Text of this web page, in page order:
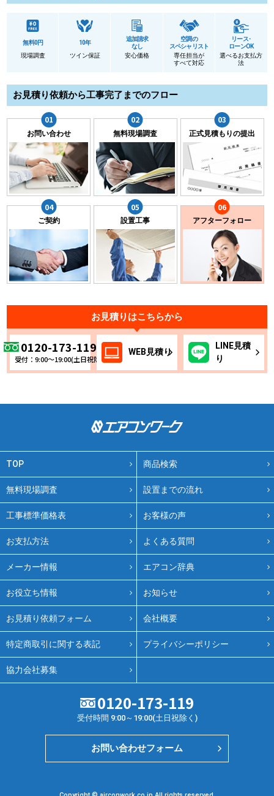
無料0円
現場調査
10年
ツイン保証
追加請求
なし
安心価格
空調の
スペシャリスト
専任担当が
すべて対応
リース･
ローンOK
選べるお支払方
法
お見積り依頼から工事完了までのフロー
お問い合わせ 無料現場調査 正式見積もりの提出
ご契約 設置工事 アフターフォロー
お見積りはこちらから
0120-173-119
受付：9:00～19:00(土日祝除く)
WEB見積り
LINE見積
り
TOP 商品検索
無料現場調査 設置までの流れ
工事標準価格表 お客様の声
お支払方法 よくある質問
メーカー情報 エアコン辞典
お役立ち情報 お知らせ
お見積り依頼フォーム 会社概要
特定商取引に関する表記 プライバシーポリシー
協力会社募集
0120-173-119
受付時間 9:00～19:00(土日祝除く)
お問い合わせフォーム